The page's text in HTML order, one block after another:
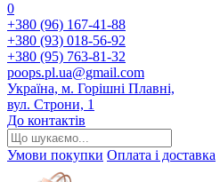
0
+380 (96) 167-41-88
+380 (93) 018-56-92
+380 (95) 763-81-32
poops.pl.ua@gmail.com
Україна, м. Горішні Плавні,
вул. Строни, 1
До контактів
Умови покупки Оплата і доставка